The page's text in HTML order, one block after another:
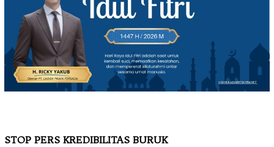
STOP PERS KREDIBILITAS BURUK